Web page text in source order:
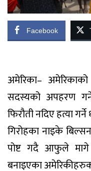
Facebook
अमेरिका–
सदस्यको अपहरण
फिरौती नदिए हत्या
गिरोहका नाइके
पोष्ट गदै आफुले
बनाइएका